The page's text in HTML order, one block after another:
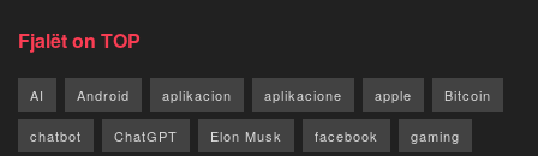
Fjalët on TOP
AI Android aplikacion aplikacione apple Bitcoin
chatbot ChatGPT Elon Musk facebook gaming